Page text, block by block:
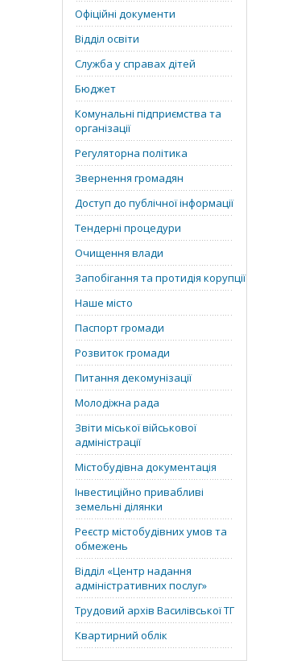
Офіційні документи
Відділ освіти
Служба у справах дітей
Бюджет
Комунальні підприємства та
організації
Регуляторна політика
Звернення громадян
Доступ до публічної інформації
Тендерні процедури
Очищення влади
Запобігання та протидія корупції
Наше місто
Паспорт громади
Розвиток громади
Питання декомунізації
Молодіжна рада
Звіти міської військової
адміністрації
Містобудівна документація
Інвестиційно привабливі
земельні ділянки
Реєстр містобудівних умов та
обмежень
Відділ «‎Центр надання
адміністративних послуг»
Трудовий архів Василівської ТГ
Квартирний облік